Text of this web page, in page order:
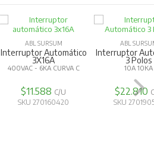
ABL SURSUM
Interruptor Automático
3X16A
400VAC - 6KA CURVA C
$11.588 C/U
SKU 270160420
ABL
Interruptor
3 Polos
10A 10KA
$22.810
SKU